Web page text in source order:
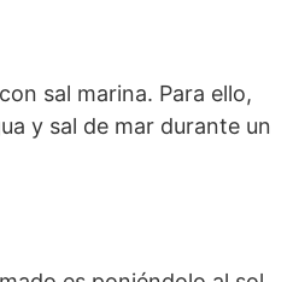
sal marina. Para ello,
y sal de mar durante un